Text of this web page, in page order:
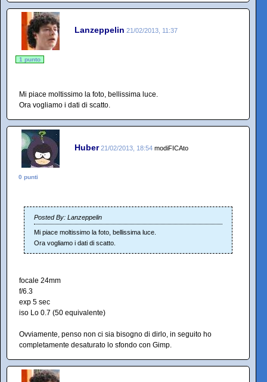
Lanzeppelin 21/02/2013, 11:37
1 punto
Mi piace moltissimo la foto, bellissima luce.
Ora vogliamo i dati di scatto.
Huber 21/02/2013, 18:54 modiFICAto
0 punti
Posted By: Lanzeppelin
Mi piace moltissimo la foto, bellissima luce.
Ora vogliamo i dati di scatto.
focale 24mm
f/6.3
exp 5 sec
iso Lo 0.7 (50 equivalente)
Ovviamente, penso non ci sia bisogno di dirlo, in seguito ho
completamente desaturato lo sfondo con Gimp.